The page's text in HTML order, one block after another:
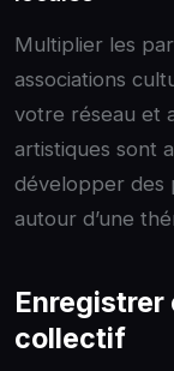
Multiplier les
associations
votre réseau et
artistiques sont
développer des
autour d’une
collectif